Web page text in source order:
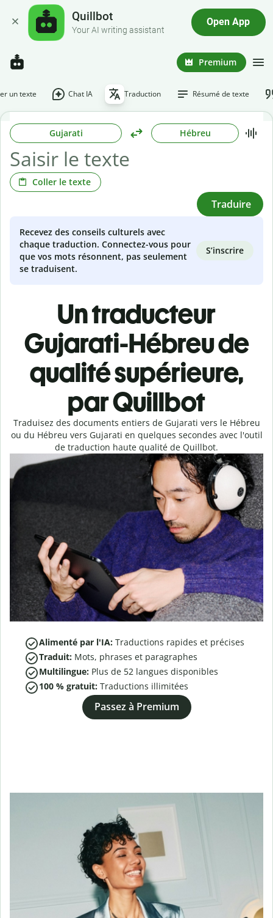
Quillbot
Your AI writing assistant
Open App
Premium
un texte Chat IA Traduction Résumé de texte
Gujarati Hébreu
Coller le texte
Traduire
Recevez des conseils culturels avec
chaque traduction. Connectez-vous pour
que vos mots résonnent, pas seulement
se traduisent.
S’inscrire
Un traducteur
Gujarati-Hébreu de
qualité supérieure,
par Quillbot
Traduisez des documents entiers de Gujarati vers le Hébreu
ou du Hébreu vers Gujarati en quelques secondes avec l'outil
de traduction haute qualité de Quillbot.
Alimenté par l'IA: Traductions rapides et précises
Traduit: Mots, phrases et paragraphes
Multilingue: Plus de 52 langues disponibles
100 % gratuit: Traductions illimitées
Passez à Premium